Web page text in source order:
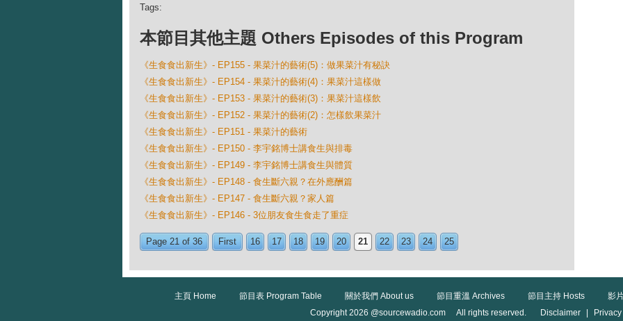
Tags:
本節目其他主題 Others Episodes of this Program
《生食食出新生》- EP155 - 果菜汁的藝術(5)：做果菜汁有秘訣
《生食食出新生》- EP154 - 果菜汁的藝術(4)：果菜汁這樣做
《生食食出新生》- EP153 - 果菜汁的藝術(3)：果菜汁這樣飲
《生食食出新生》- EP152 - 果菜汁的藝術(2)：怎樣飲果菜汁
《生食食出新生》- EP151 - 果菜汁的藝術
《生食食出新生》- EP150 - 李宇銘博士講食生與排毒
《生食食出新生》- EP149 - 李宇銘博士講食生與體質
《生食食出新生》- EP148 - 食生斷六親？在外應酬篇
《生食食出新生》- EP147 - 食生斷六親？家人篇
《生食食出新生》- EP146 - 3位朋友食生食走了重症
Page 21 of 36 First 16 17 18 19 20 21 22 23 24 25
主頁 Home 節目表 Program Table 關於我們 About us 節目重溫 Archives 節目主持 Hosts
影
Copyright 2026 @sourcewadio.com All rights reserved.
Disclaimer Privacy